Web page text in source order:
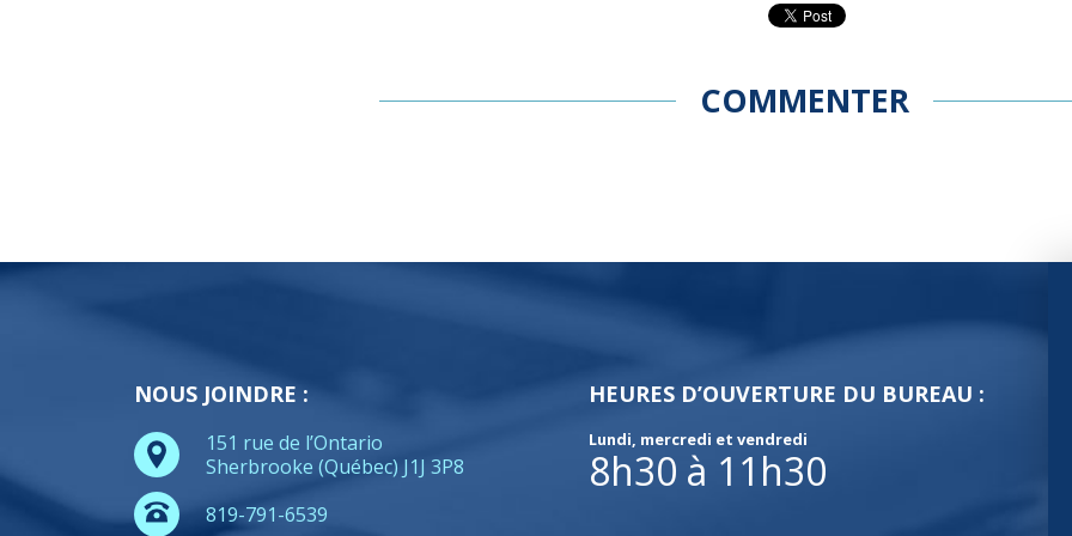
COMMENTER
NOUS JOINDRE :
151 rue de l’Ontario
Sherbrooke (Québec) J1J 3P8
819-791-6539
HEURES D’OUVERTURE DU BUREAU :
Lundi, mercredi et vendredi
8h30 à 11h30